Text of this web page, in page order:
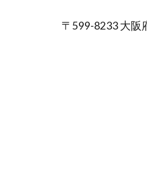
〒599-8233 大阪